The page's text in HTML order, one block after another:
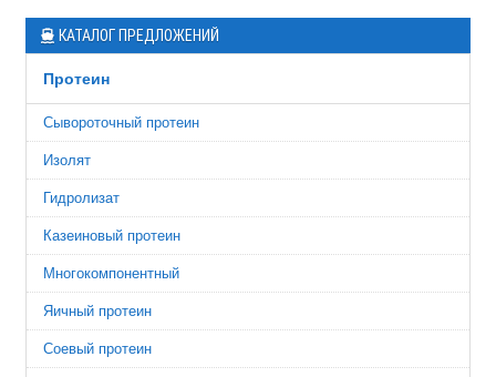
КАТАЛОГ ПРЕДЛОЖЕНИЙ
Протеин
Сывороточный протеин
Изолят
Гидролизат
Казеиновый протеин
Многокомпонентный
Яичный протеин
Соевый протеин